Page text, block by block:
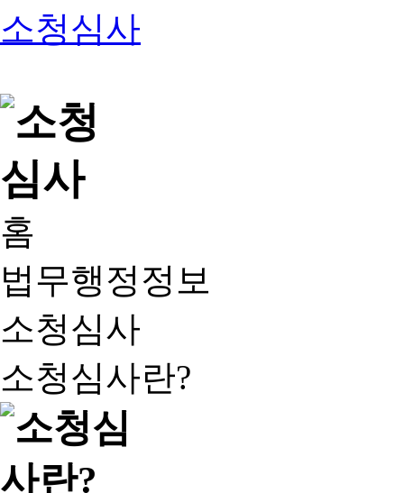
소청심사
홈
법무행정정보
소청심사
소청심사란?